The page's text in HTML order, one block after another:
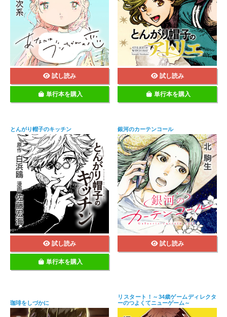
試し読み
単行本を購入
試し読み
単行本を購入
とんがり帽子のキッチン
試し読み
単行本を購入
銀河のカーテンコール
試し読み
珈琲をしづかに
リスタート！～34歳ゲームディレクタ
ーのつよくてニューゲーム～